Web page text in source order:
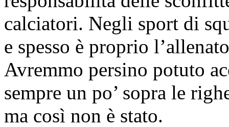
calciatori. Negli sport di
e spesso è proprio
Avremmo persino potuto
sempre un po’ sopra le
ma così non è stato.